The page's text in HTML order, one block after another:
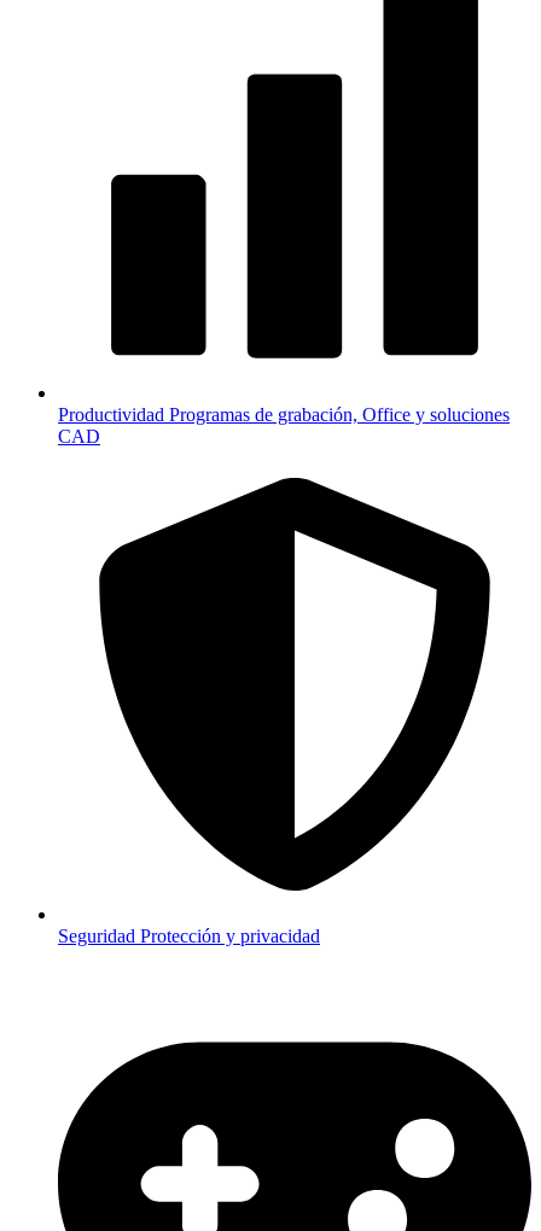
Productividad Programas de grabación, Office y soluciones
CAD
Seguridad Protección y privacidad